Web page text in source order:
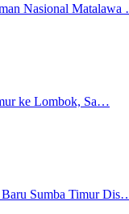
Nasional
ke Lombok, Sa…
Baru Sumba Timur